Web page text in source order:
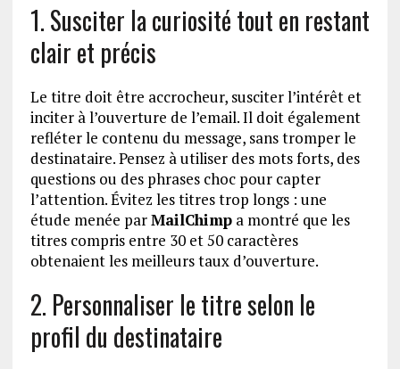
1. Susciter la curiosité tout en restant
clair et précis
Le titre doit être accrocheur, susciter l’intérêt et
inciter à l’ouverture de l’email. Il doit également
refléter le contenu du message, sans tromper le
destinataire. Pensez à utiliser des mots forts, des
questions ou des phrases choc pour capter
l’attention. Évitez les titres trop longs : une
étude menée parMailChimpa montré que les
titres compris entre 30 et 50 caractères
obtenaient les meilleurs taux d’ouverture.
2. Personnaliser le titre selon le
profil du destinataire